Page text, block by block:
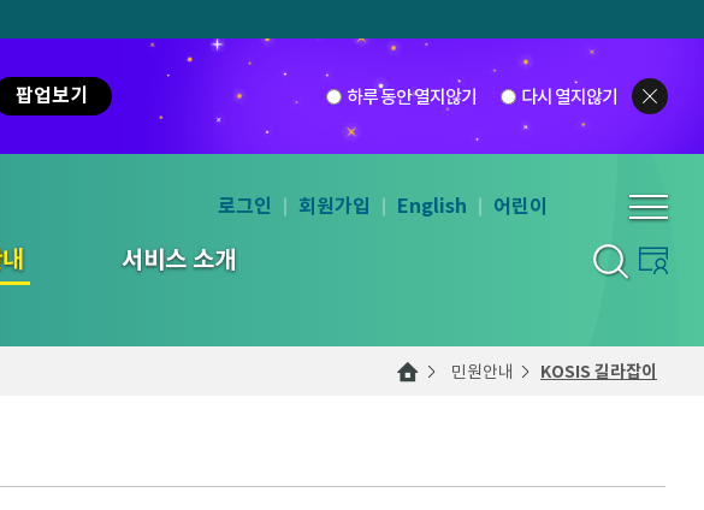
팝업보기 하루 동안 열지않기 다시 열지않기
서비스 소개
색
로그인 회원가입 English 어린이
민원안내 KOSIS 길라잡이